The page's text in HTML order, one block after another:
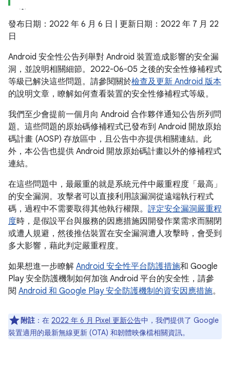
發布日期：2022 年 6 月 6 日 | 更新日期：2022 年 7 月 22
日
Android 安全性公告列舉對 Android 裝置造成影響的安全漏
洞，並說明相關細節。2022-06-05 之後的安全性修補程式
等級已解決這些問題。請參閱關於檢查及更新 Android 版本
的說明文章，瞭解如何查看裝置的安全性修補程式等級。
我們至少會提前一個月向 Android 合作夥伴通知公告所列問
題。這些問題的原始碼修補程式已發布到 Android 開放原始
碼計畫 (AOSP) 存放區中，且公告中亦提供相關連結。此
外，本公告也提供 Android 開放原始碼計畫以外的修補程式
連結。
在這些問題中，最嚴重的就是系統元件中嚴重程度「最高」
的安全漏洞。攻擊者可以直接利用該漏洞從遠端執行程式
碼，過程中不需要取得其他執行權限。 評定安全漏洞嚴重程
度時，是假設平台與服務的因應措施因開發作業需求而關閉
或遭人規避，然後推估裝置在安全漏洞遭人攻擊時，會受到
多大影響，藉此判定嚴重程度。
如果想進一步瞭解 Android 安全性平台防護措施和 Google
Play 安全防護機制如何加強 Android 平台的安全性，請參
閱 Android 和 Google Play 安全防護機制的資安因應措施。
附註 ：在 2022 年 6 月 Pixel 更新公告中，我們提供了 Google
裝置適用的最新無線更新 (OTA) 和韌體映像檔相關資訊。